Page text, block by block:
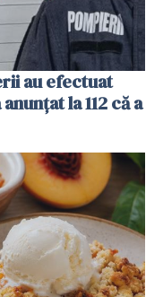
au efectuat
la 112 că a